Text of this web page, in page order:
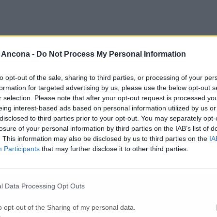
- Do Not Process My Personal Information
opt-out of the sale, sharing to third parties, or processing of your
for targeted advertising by us, please use the below opt-out
selection. Please note that after your opt-out request is processed
interest-based ads based on personal information utilized by us
to third parties prior to your opt-out. You may separately
of your personal information by third parties on the IAB’s list of
This information may also be disclosed by us to third parties on the
Participants that may further disclose it to other third parties.
Data Processing Opt Outs
opt-out of the Sharing of my personal data.
Per poter lasciare o votare un commento devi essere registrato.
Effettua l'accesso
oppure
i due ladri